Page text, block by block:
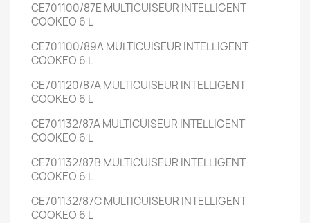
CE701100/87E MULTICUISEUR INTELLIGENT
COOKEO 6 L
CE701100/89AMULTICUISEUR INTELLIGENT
COOKEO 6 L
CE701120/87AMULTICUISEUR INTELLIGENT
COOKEO 6 L
CE701132/87AMULTICUISEUR INTELLIGENT
COOKEO 6 L
CE701132/87B MULTICUISEUR INTELLIGENT
COOKEO 6 L
CE701132/87CMULTICUISEUR INTELLIGENT
COOKEO 6 L